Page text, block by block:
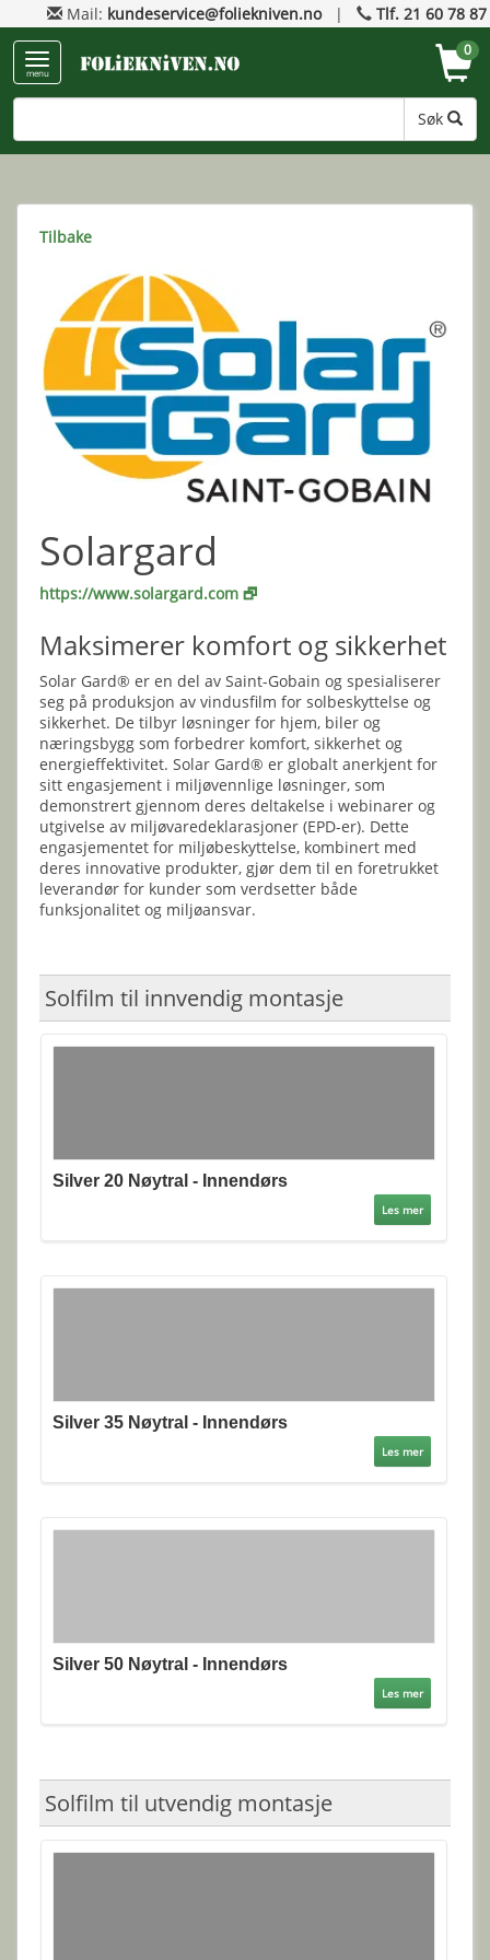
Mail: kundeservice@foliekniven.no| Tlf. 21 60 78 87
menu
Søk
0
Tilbake
Solargard
https://www.solargard.com 🗗
Maksimerer komfort og sikkerhet
Solar Gard® er en del av Saint-Gobain og spesialiserer
seg på produksjon av vindusfilm for solbeskyttelse og
sikkerhet. De tilbyr løsninger for hjem, biler og
næringsbygg som forbedrer komfort, sikkerhet og
energieffektivitet. Solar Gard® er globalt anerkjent for
sitt engasjement i miljøvennlige løsninger, som
demonstrert gjennom deres deltakelse i webinarer og
utgivelse av miljøvaredeklarasjoner (EPD-er). Dette
engasjementet for miljøbeskyttelse, kombinert med
deres innovative produkter, gjør dem til en foretrukket
leverandør for kunder som verdsetter både
funksjonalitet og miljøansvar.
Solfilm til innvendig montasje
Silver 20 Nøytral - Innendørs
Les mer
Silver 35 Nøytral - Innendørs
Les mer
Silver 50 Nøytral - Innendørs
Les mer
Solfilm til utvendig montasje